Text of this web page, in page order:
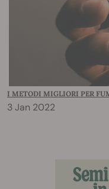
I METODI MIGLIORI PER
3 Jan 2022